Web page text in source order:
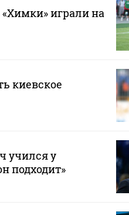
играли на
киевское
учился у
подходит»